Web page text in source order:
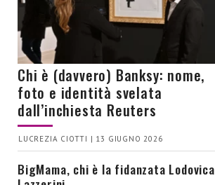
Chi è (davvero) Banksy: nome,
foto e identità svelata
dall’inchiesta Reuters
LUCREZIA CIOTTI | 13 GIUGNO 2026
BigMama, chi è la fidanzata Lodovica